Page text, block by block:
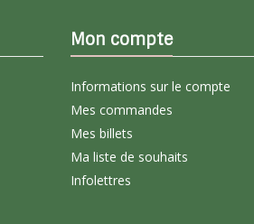
Mon compte
Informations sur le compte
Mes commandes
Mes billets
Ma liste de souhaits
Infolettres